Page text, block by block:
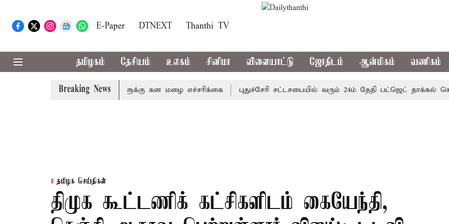
E-Paper DTNEXT Thanthi TV
தமிழகம் தேசியம் உலகம் சினிமா விளையாட்டு ஜோதிடம் ஆன்மிகம் வணிகம்
Breaking News
ஆகிய மாவட்டங்களுக்கு கன மழை எச்சரிக்கை புதுச்சேரி சட்டசபையில் வரும் 24ம் தேதி பட்ஜெட் தாக்கல்
தமிழக செய்திகள்
திமுக கூட்டணிக் கட்சிகளிடம் கையேந்தி,